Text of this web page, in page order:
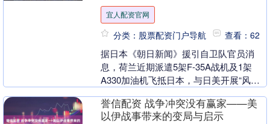
宜人配资官网
分类：股票配资门户导航 查看：62
据日本《朝日新闻》援引自卫队官员消
息，荷兰近期派遣5架F-35A战机及1架
A330加油机飞抵日本，与日美开展“风车
呼“着实令....
誉信配资 战争冲突没有赢家——美
以伊战事带来的变局与启示